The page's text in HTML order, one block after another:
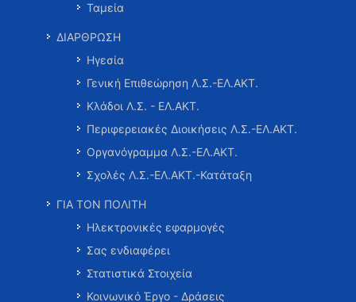
Ταμεία
ΔΙΑΡΘΡΩΣΗ
Ηγεσία
Γενική Επιθεώρηση Λ.Σ.-ΕΛ.ΑΚΤ.
Κλάδοι Λ.Σ. - ΕΛ.ΑΚΤ.
Περιφερειακές Διοικήσεις Λ.Σ.-ΕΛ.ΑΚΤ.
Οργανόγραμμα Λ.Σ.-ΕΛ.ΑΚΤ.
Σχολές Λ.Σ.-ΕΛ.ΑΚΤ.-Κατάταξη
ΓΙΑ ΤΟΝ ΠΟΛΙΤΗ
Ηλεκτρονικές εφαρμογές
Σας ενδιαφέρει
Στατιστικά Στοιχεία
Κοινωνικό Έργο - Δράσεις